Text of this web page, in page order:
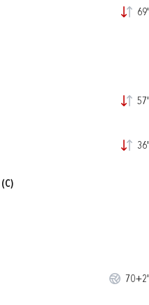
69'
57'
36'
(C)
70+2'